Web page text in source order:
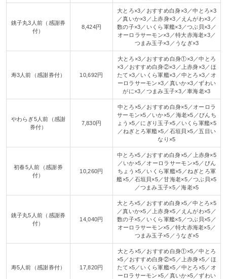
銚子丸3人前（感謝券
付）
8,424円
大とろ×3／おすすめ白身×3／中とろ×3
／真いか×3／上赤身×3／えんがわ×3／
数の子×3／いくら軍艦×3／つぶ貝×3／
オーロラサーモン×3／特大赤海老×3／
つまみ玉子×3／うなぎ×3
寿3人前（感謝券付） 10,692円
大とろ×3／おすすめ白身①×3／中とろ
×3／おすすめ白身②×3／上赤身×3／ほ
たて×3／いくら軍艦×3／中とろ×3／オ
ーロラサーモン×3／真いか×3／ずわい
がに×3／つまみ玉子×3／車海老×3
やわらぎ5人前（感謝
券付）
7,830円
中とろ×5／おすすめ白身×5／オーロラ
サーモン×5／いか×5／海老×5／びんち
ょう×5／にぎり玉子×5／いくら軍艦×5
／ねぎとろ軍艦×5／石垣貝×5／五目い
なり×5
初春5人前（感謝券
付）
10,260円
中とろ×5／おすすめ白身×5／上赤身×5
／いか×5／オーロラサーモン×5／びん
ちょう×5／いくら軍艦×5／ねぎとろ軍
艦×5／石垣貝×5／甘海老×5／つぶ貝×5
／つまみ玉子×5／海老×5
銚子丸5人前（感謝券
付）
14,040円
大とろ×5／おすすめ白身×5／中とろ×5
／真いか×5／上赤身×5／えんがわ×5／
数の子×5／いくら軍艦×5／つぶ貝×5／
オーロラサーモン×5／特大赤海老×5／
つまみ玉子×5／うなぎ×5
寿5人前（感謝券付） 17,820円
大とろ×5／おすすめ白身①×5／中とろ
×5／おすすめ白身②×5／上赤身×5／ほ
たて×5／いくら軍艦×5／中とろ×5／オ
ーロラサーモン×5／真いか×5／ずわい